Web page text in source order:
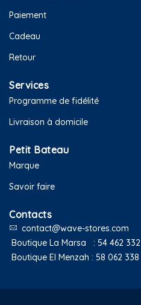
Paiement
Cadeau
Retour
Services
Programme de fidélité
Livraison à domicile
Petit Bateau
Marque
Savoir faire
Contacts
contact@wave-stores.com
Boutique La Marsa : 54 462 332
Boutique El Menzah : 58 062 338